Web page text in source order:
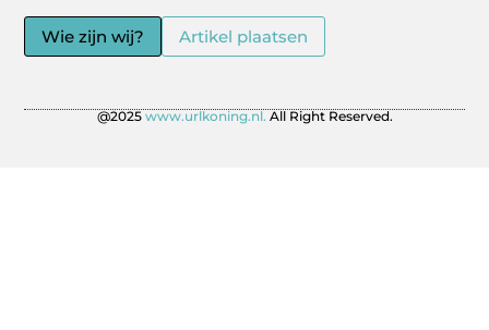
Wie zijn wij? Artikel plaatsen
@2025 www.urlkoning.nl. All Right Reserved.